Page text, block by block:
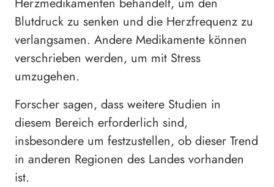
Blutdruck zu senken und die Herzfrequenz zu
verlangsamen. Andere Medikamente können
verschrieben werden, um mit Stress
umzugehen.
Forscher sagen, dass weitere Studien in
diesem Bereich erforderlich sind,
insbesondere um festzustellen, ob dieser Trend
in anderen Regionen des Landes vorhanden
ist.